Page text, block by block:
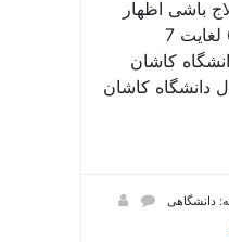
باشی اظهار
داشت: این رویداد از 6 لغایت 7
کاشان
دانشگاه کاشان
دانشگاهی